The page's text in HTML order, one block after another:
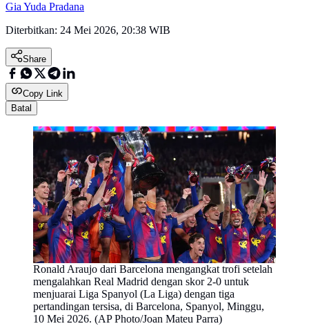
Gia Yuda Pradana
Diterbitkan: 24 Mei 2026, 20:38 WIB
Share
Copy Link
Batal
Ronald Araujo dari Barcelona mengangkat trofi setelah
mengalahkan Real Madrid dengan skor 2-0 untuk
menjuarai Liga Spanyol (La Liga) dengan tiga
pertandingan tersisa, di Barcelona, Spanyol, Minggu,
10 Mei 2026. (AP Photo/Joan Mateu Parra)